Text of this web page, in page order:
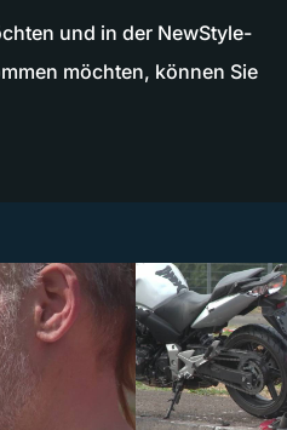
und in der NewStyle-
möchten, können Sie